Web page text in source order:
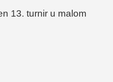
13. turnir u malom